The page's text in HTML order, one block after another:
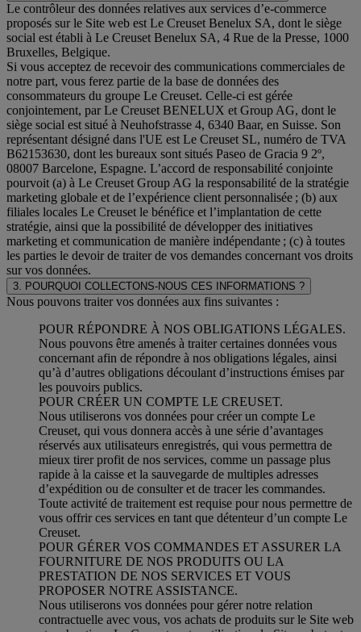
Le contrôleur des données relatives aux services d’e-commerce
proposés sur le Site web est Le Creuset Benelux SA, dont le siège
social est établi à Le Creuset Benelux SA, 4 Rue de la Presse, 1000
Bruxelles, Belgique.
Si vous acceptez de recevoir des communications commerciales de
notre part, vous ferez partie de la base de données des
consommateurs du groupe Le Creuset. Celle-ci est gérée
conjointement, par Le Creuset BENELUX et Group AG, dont le
siège social est situé à Neuhofstrasse 4, 6340 Baar, en Suisse. Son
représentant désigné dans l'UE est Le Creuset SL, numéro de TVA
B62153630, dont les bureaux sont situés Paseo de Gracia 9 2º,
08007 Barcelone, Espagne. L’accord de responsabilité conjointe
pourvoit (a) à Le Creuset Group AG la responsabilité de la stratégie
marketing globale et de l’expérience client personnalisée ; (b) aux
filiales locales Le Creuset le bénéfice et l’implantation de cette
stratégie, ainsi que la possibilité de développer des initiatives
marketing et communication de manière indépendante ; (c) à toutes
les parties le devoir de traiter de vos demandes concernant vos droits
sur vos données.
3. POURQUOI COLLECTONS-NOUS CES INFORMATIONS ?
Nous pouvons traiter vos données aux fins suivantes :
POUR RÉPONDRE À NOS OBLIGATIONS LÉGALES.
Nous pouvons être amenés à traiter certaines données vous
concernant afin de répondre à nos obligations légales, ainsi
qu’à d’autres obligations découlant d’instructions émises par
les pouvoirs publics.
POUR CRÉER UN COMPTE LE CREUSET.
Nous utiliserons vos données pour créer un compte Le
Creuset, qui vous donnera accès à une série d’avantages
réservés aux utilisateurs enregistrés, qui vous permettra de
mieux tirer profit de nos services, comme un passage plus
rapide à la caisse et la sauvegarde de multiples adresses
d’expédition ou de consulter et de tracer les commandes.
Toute activité de traitement est requise pour nous permettre de
vous offrir ces services en tant que détenteur d’un compte Le
Creuset.
POUR GÉRER VOS COMMANDES ET ASSURER LA
FOURNITURE DE NOS PRODUITS OU LA
PRESTATION DE NOS SERVICES ET VOUS
PROPOSER NOTRE ASSISTANCE.
Nous utiliserons vos données pour gérer notre relation
contractuelle avec vous, vos achats de produits sur le Site web